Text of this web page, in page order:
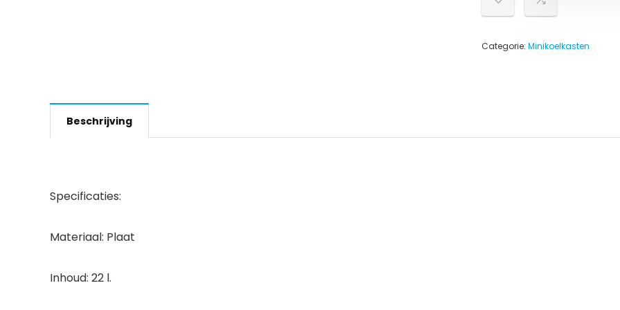
Categorie: Minikoelkasten
Beschrijving
Specificaties:
Materiaal: Plaat
Inhoud: 22 l.